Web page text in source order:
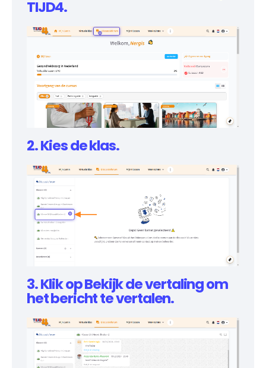
TIJD4.
2. Kies de klas.
3. Klik op Bekijk de vertaling om
het bericht te vertalen.